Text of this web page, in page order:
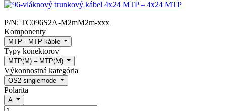
P/N: TC096S2A-M2mM2m-xxx
Komponenty
MTP - MTP káble
Typy konektorov
MTP(M) – MTP(M)
Výkonnostná kategória
OS2 singlemode
Polarita
A